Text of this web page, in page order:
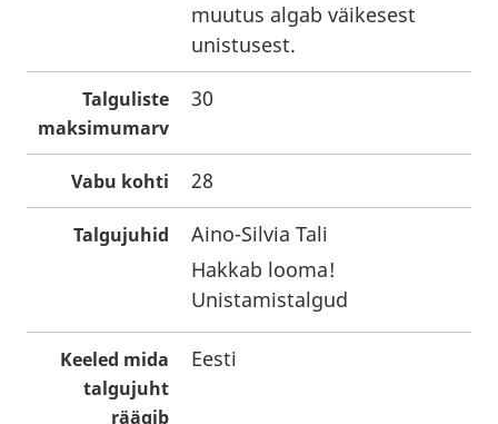
muutus algab väikesest
unistusest.
Talguliste
maksimumarv
30
Vabu kohti 28
Talgujuhid
Aino-Silvia Tali
Hakkab looma!
Unistamistalgud
Keeled mida
talgujuht
räägib
Eesti